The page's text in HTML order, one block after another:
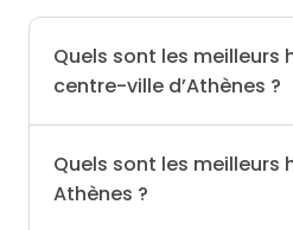
Quels sont les meilleurs
centre-ville d’Athènes ?
Quels sont les meilleurs
Athènes ?